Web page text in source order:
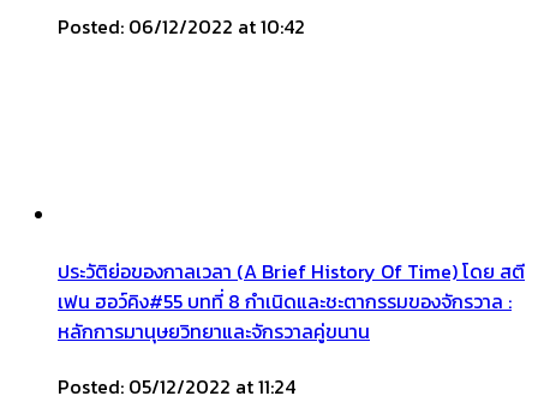
Posted: 06/12/2022 at 10:42
ประวัติย่อของกาลเวลา (A Brief History Of Time) โดย สตี
เฟน ฮอว์คิง#55 บทที่ 8 กำเนิดและชะตากรรมของจักรวาล :
หลักการมานุษยวิทยาและจักรวาลคู่ขนาน
Posted: 05/12/2022 at 11:24